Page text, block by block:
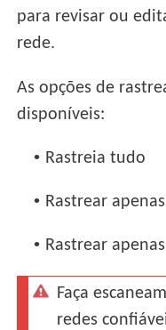
para revisar ou
rede.
As opções de
disponíveis:
• Rastreia tudo
• Rastrear
• Rastrear
Faça
redes